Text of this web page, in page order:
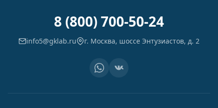
8 (800) 700-50-24
info5@gklab.ru г. Москва, шоссе Энтузиастов, д. 2